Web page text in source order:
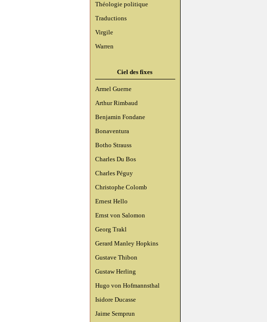
Théologie politique
Traductions
Virgile
Warren
Ciel des fixes
Armel Guerne
Arthur Rimbaud
Benjamin Fondane
Bonaventura
Botho Strauss
Charles Du Bos
Charles Péguy
Christophe Colomb
Ernest Hello
Ernst von Salomon
Georg Trakl
Gerard Manley Hopkins
Gustave Thibon
Gustaw Herling
Hugo von Hofmannsthal
Isidore Ducasse
Jaime Semprun